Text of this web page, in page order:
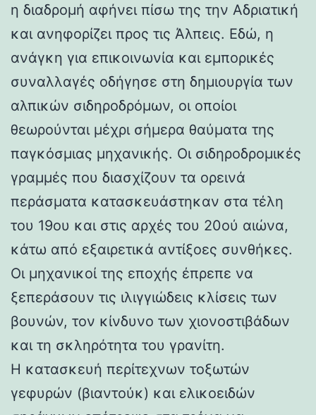
η διαδρομή αφήνει πίσω της την Αδριατική
και ανηφορίζει προς τις Άλπεις. Εδώ, η
ανάγκη για επικοινωνία και εμπορικές
συναλλαγές οδήγησε στη δημιουργία των
αλπικών σιδηροδρόμων, οι οποίοι
θεωρούνται μέχρι σήμερα θαύματα της
παγκόσμιας μηχανικής. Οι σιδηροδρομικές
γραμμές που διασχίζουν τα ορεινά
περάσματα κατασκευάστηκαν στα τέλη
του 19ου και στις αρχές του 20ού αιώνα,
κάτω από εξαιρετικά αντίξοες συνθήκες.
Οι μηχανικοί της εποχής έπρεπε να
ξεπεράσουν τις ιλιγγιώδεις κλίσεις των
βουνών, τον κίνδυνο των χιονοστιβάδων
και τη σκληρότητα του γρανίτη.
Η κατασκευή περίτεχνων τοξωτών
γεφυρών (βιαντούκ) και ελικοειδών